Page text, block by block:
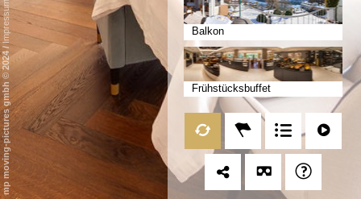
Balkon
Frühstücksbuffet
mp moving-pictures gmbh © 2024
/
Impressum